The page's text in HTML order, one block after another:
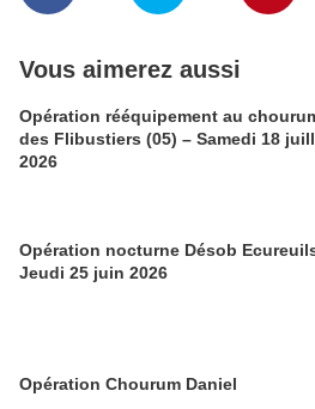
Vous aimerez aussi
Opération rééquipement au
des Flibustiers (05) – Samedi 18
2026
Opération nocturne Désob
Jeudi 25 juin 2026
Opération Chourum Daniel